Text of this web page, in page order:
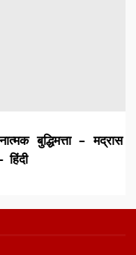
बुद्धिमत्ता – मद्रास